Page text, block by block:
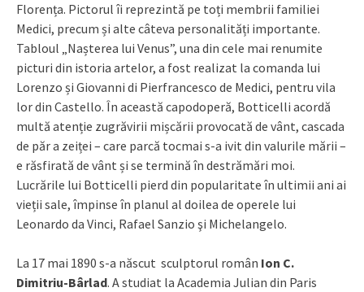
Florența. Pictorul îi reprezintă pe toți membrii familiei
Medici, precum și alte câteva personalități importante.
Tabloul „Nașterea lui Venus”, una din cele mai renumite
picturi din istoria artelor, a fost realizat la comanda lui
Lorenzo și Giovanni di Pierfrancesco de Medici, pentru vila
lor din Castello. În această capodoperă, Botticelli acordă
multă atenție zugrăvirii mișcării provocată de vânt, cascada
de păr a zeiței – care parcă tocmai s-a ivit din valurile mării –
e răsfirată de vânt și se termină în destrămări moi.
Lucrările lui Botticelli pierd din popularitate în ultimii ani ai
vieții sale, împinse în planul al doilea de operele lui
Leonardo da Vinci, Rafael Sanzio şi Michelangelo.
La 17 mai 1890 s-a născut sculptorul român Ion C.
Dimitriu-Bârlad. A studiat la Academia Julian din Paris